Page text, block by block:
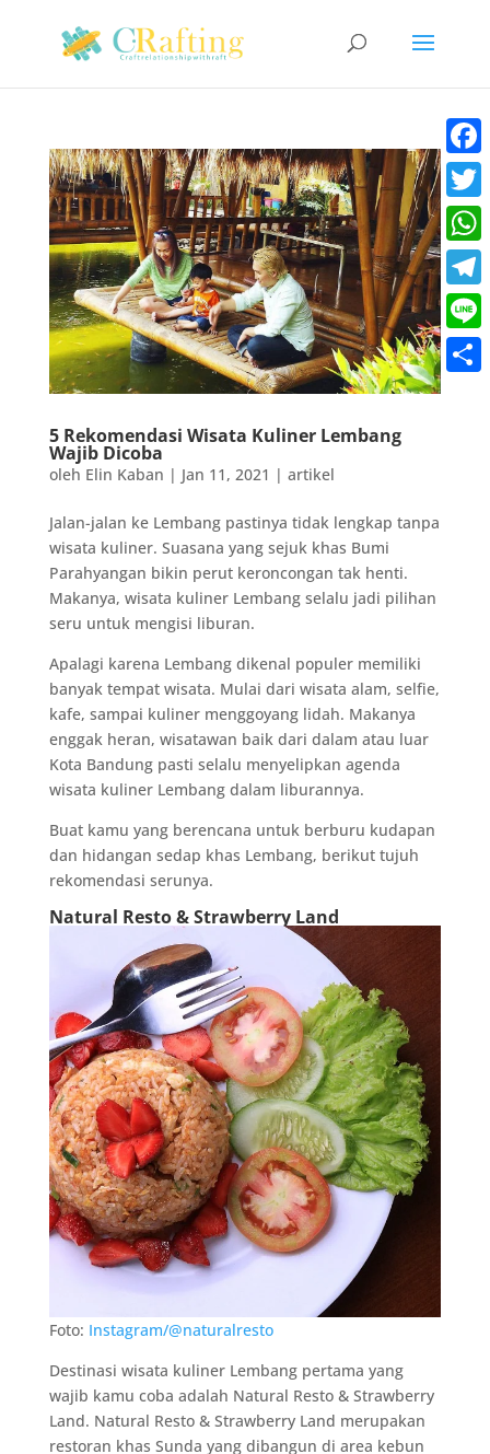
5 Rekomendasi Wisata Kuliner Lembang
Wajib Dicoba
oleh Elin Kaban | Jan 11, 2021 | artikel
Jalan-jalan ke Lembang pastinya tidak lengkap tanpa
wisata kuliner. Suasana yang sejuk khas Bumi
Parahyangan bikin perut keroncongan tak henti.
Makanya, wisata kuliner Lembang selalu jadi pilihan
seru untuk mengisi liburan.
Apalagi karena Lembang dikenal populer memiliki
banyak tempat wisata. Mulai dari wisata alam, selfie,
kafe, sampai kuliner menggoyang lidah. Makanya
enggak heran, wisatawan baik dari dalam atau luar
Kota Bandung pasti selalu menyelipkan agenda
wisata kuliner Lembang dalam liburannya.
Buat kamu yang berencana untuk berburu kudapan
dan hidangan sedap khas Lembang, berikut tujuh
rekomendasi serunya.
Natural Resto & Strawberry Land
Foto: Instagram/@naturalresto
Destinasi wisata kuliner Lembang pertama yang
wajib kamu coba adalah Natural Resto & Strawberry
Land. Natural Resto & Strawberry Land merupakan
restoran khas Sunda yang dibangun di area kebun
Line